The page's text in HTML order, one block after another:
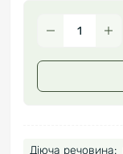
Діюча речовина: